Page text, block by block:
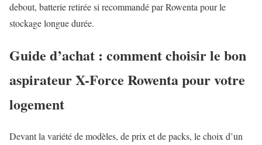
debout, batterie retirée si recommandé par Rowenta pour le
stockage longue durée.
Guide d’achat : comment choisir le bon
aspirateur X-Force Rowenta pour votre
logement
Devant la variété de modèles, de prix et de packs, le choix d’un